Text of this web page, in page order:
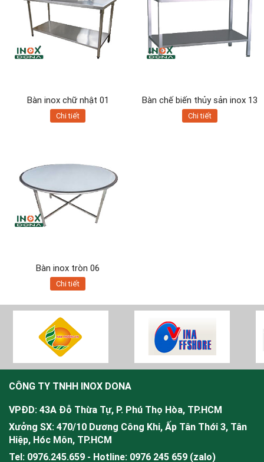
Bàn inox chữ nhật 01
Chi tiết
Bàn chế biến thủy sản inox 13
Chi tiết
Bàn inox tròn 06
Chi tiết
CÔNG TY TNHH INOX DONA
VPĐD: 43A Đỗ Thừa Tự, P. Phú Thọ Hòa, TP.HCM
Xưởng SX: 470/10 Dương Công Khi, Ấp Tân Thới 3, Tân
Hiệp, Hóc Môn, TP.HCM
Tel: 0976.245.659 - Hotline: 0976 245 659 (zalo)